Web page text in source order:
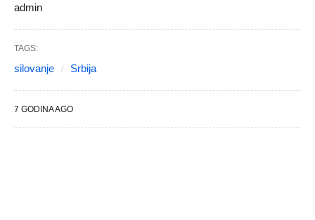
admin
TAGS:
silovanje Srbija
7 GODINA AGO